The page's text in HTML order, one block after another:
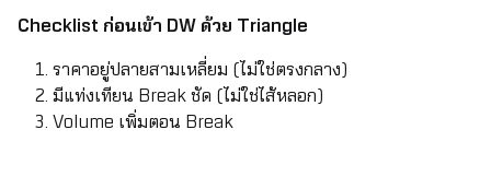
Checklist ก่อนเข้า DW ด้วย Triangle
ราคาอยู่ปลายสามเหลี่ยม (ไม่ใช่ตรงกลาง)
มีแท่งเทียน Break ชัด (ไม่ใช่ไส้หลอก)
Volume เพิ่มตอน Break